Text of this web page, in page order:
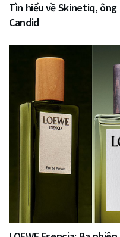
Tìn hiểu về Skinetiq,
Candid